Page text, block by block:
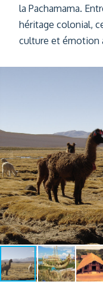
la Pachamama.
héritage colonial,
culture et émotion